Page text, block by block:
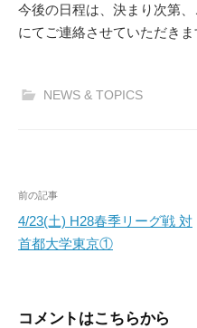
今後の日程は、決まり次第
にてご連絡させていただきま
NEWS & TOPICS
投
稿
ナ
ゲ
前の記事
4/23(土) H28春季リーグ戦 対
首都大学東京①
コメントはこちらから